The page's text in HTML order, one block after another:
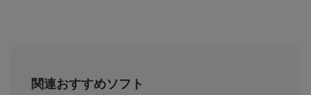
関連おすすめソフト